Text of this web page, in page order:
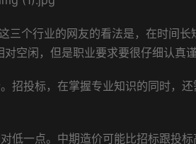
个行业的网友的看法是，在时间长
空闲，但是职业要求要很仔细认真
投标，在掌握专业知识的同时，还
一点。中期造价可能比招标跟投标